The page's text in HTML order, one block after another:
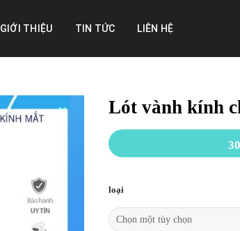
GIỚI THIỆU TIN TỨC LIÊN HỆ
Lót vành kính
loại